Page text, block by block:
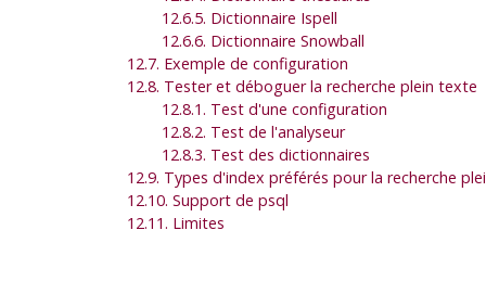
12.6.5. Dictionnaire Ispell
12.6.6. Dictionnaire Snowball
12.7. Exemple de configuration
12.8. Tester et déboguer la recherche plein texte
12.8.1. Test d'une configuration
12.8.2. Test de l'analyseur
12.8.3. Test des dictionnaires
12.9. Types d'index préférés pour la recherche
12.10. Support de psql
12.11. Limites